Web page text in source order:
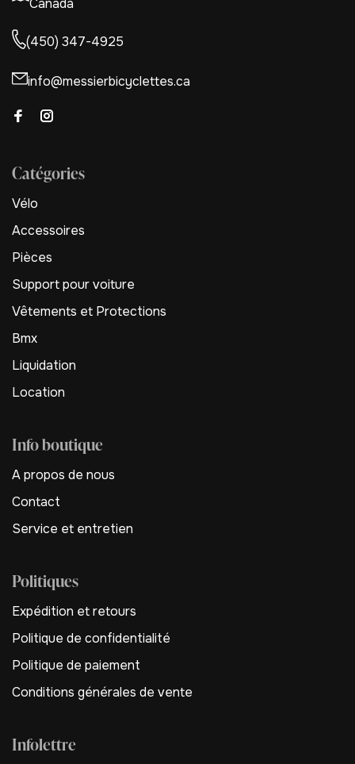
Canada
(450) 347-4925
info@messierbicyclettes.ca
Catégories
Vélo
Accessoires
Pièces
Support pour voiture
Vêtements et Protections
Bmx
Liquidation
Location
Info boutique
A propos de nous
Contact
Service et entretien
Politiques
Expédition et retours
Politique de confidentialité
Politique de paiement
Conditions générales de vente
Infolettre